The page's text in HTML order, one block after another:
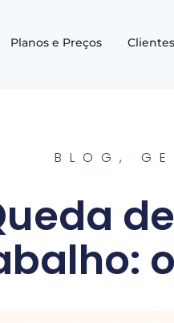
Planos e Preços Clientes
BLOG ,